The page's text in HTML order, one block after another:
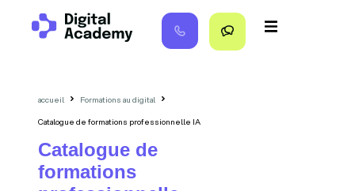
principal
accueil
Formations au digital
Catalogue de formations professionnelle IA
Catalogue de
formations